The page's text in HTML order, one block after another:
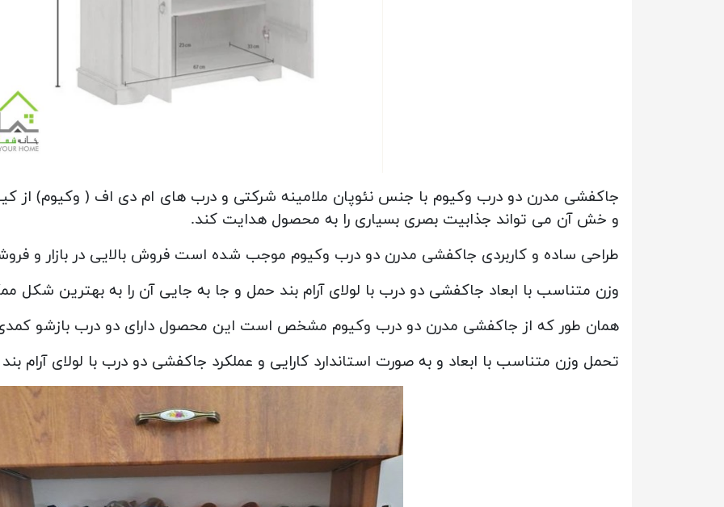
جاکفشی مدرن دو درب وکیوم با جنس نئوپان ملامینه شرکتی و درب های ام دی اف ( وکیوم) از
و خش آن می تواند جذابیت بصری بسیاری را به محصول هدایت کند.
طراحی ساده و کاربردی جاکفشی مدرن دو درب وکیوم موجب شده است فروش بالایی در بازار و
وزن متناسب با ابعاد جاکفشی دو درب با لولای آرام بند حمل و جا به جایی آن را به بهترین شکل
همان طور که از جاکفشی مدرن دو درب وکیوم مشخص است این محصول دارای دو درب بازشو
تحمل وزن متناسب با ابعاد و به صورت استاندارد کارایی و عملکرد جاکفشی دو درب با لولای آرام